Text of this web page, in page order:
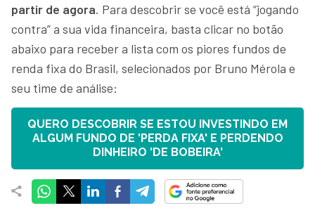
partir de agora. Para descobrir se você está “jogando
contra” a sua vida financeira, basta clicar no botão
abaixo para receber a lista com os piores fundos de
renda fixa do Brasil, selecionados por Bruno Mérola e
seu time de análise:
QUERO DESCOBRIR SE ESTOU INVESTINDO EM
ALGUM FUNDO DE 'PERDA FIXA' E PERDENDO
DINHEIRO 'DE BOBEIRA'